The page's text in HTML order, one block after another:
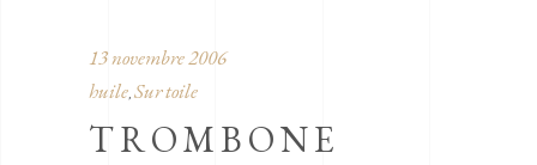
13 novembre 2006
huile, Sur toile
TROMBONE